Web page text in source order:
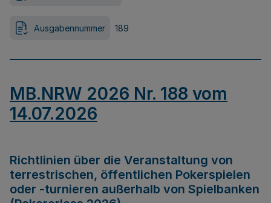
Ausgabennummer 189
MB.NRW 2026 Nr. 188 vom
14.07.2026
Richtlinien über die Veranstaltung von
terrestrischen, öffentlichen Pokerspielen
oder -turnieren außerhalb von Spielbanken